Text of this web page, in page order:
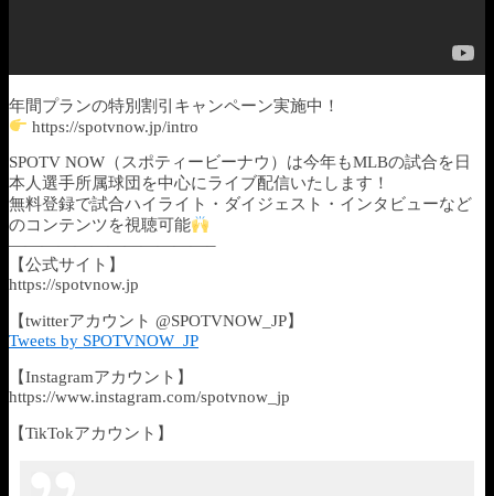
年間プランの特別割引キャンペーン実施中！
https://spotvnow.jp/intro
SPOTV NOW（スポティービーナウ）は今年もMLBの試合を日
本人選手所属球団を中心にライブ配信いたします！
無料登録で試合ハイライト・ダイジェスト・インタビューなど
のコンテンツを視聴可能
————————————–
【公式サイト】
https://spotvnow.jp​​​​​​​​​​
【twitterアカウント @SPOTVNOW_JP】
Tweets by SPOTVNOW_JP
【Instagramアカウント】
https://www.instagram.com/spotvnow_jp
【TikTokアカウント】